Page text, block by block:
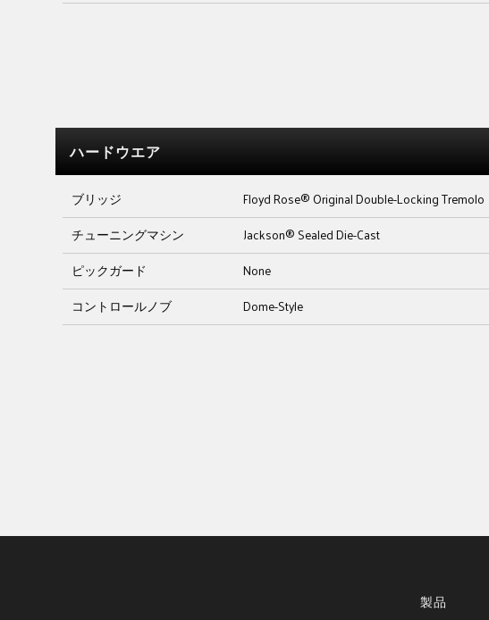
ハードウエア
ブリッジ
Floyd Rose® Original Double-Locking Tremolo
チューニングマシン
Jackson® Sealed Die-Cast
ピックガード
None
コントロールノブ
Dome-Style
製品